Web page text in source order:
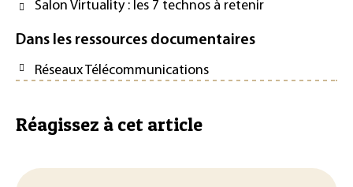
Salon Virtuality : les 7 technos à retenir
Dans les ressources documentaires
Réseaux Télécommunications
Réagissez à cet article